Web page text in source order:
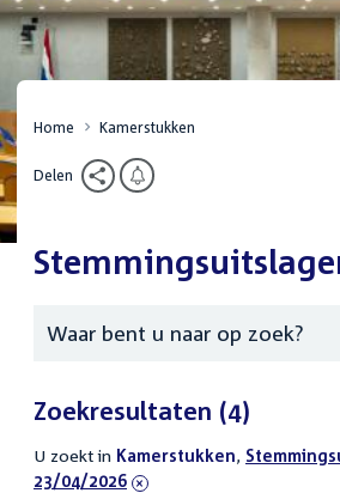
Home Kamerstukken
Delen
Zoeken
Zoekresultaten (4)
U zoekt in actieve
filters
Kamerstukken, verwijder
23/04/2026